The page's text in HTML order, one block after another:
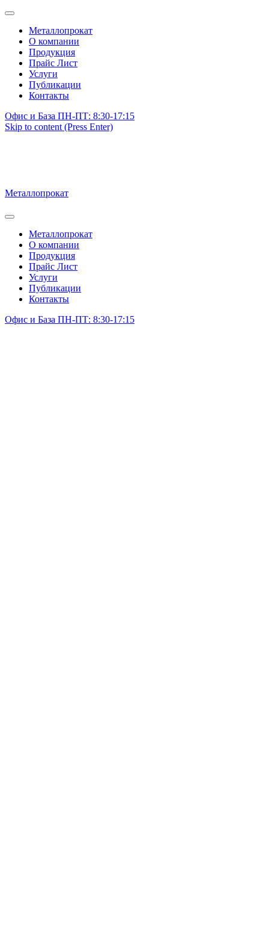
Металлопрокат
О компании
Продукция
Прайс Лист
Услуги
Публикации
Контакты
Офис и База ПН-ПТ: 8:30-17:15
Skip to content (Press Enter)
Металлопрокат
Металлопрокат
О компании
Продукция
Прайс Лист
Услуги
Публикации
Контакты
Офис и База ПН-ПТ: 8:30-17:15